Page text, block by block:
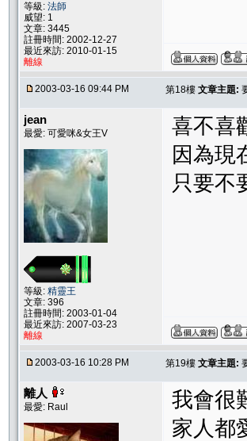
等級: 法師
威望: 1
文章: 3445
註冊時間: 2002-12-27
最近來訪: 2010-01-15
離線
2003-03-16 09:44 PM 第18樓 文章主題:
jean
最愛: 可愛咪&女王V
等級: 精靈王
文章: 396
註冊時間: 2003-01-04
最近來訪: 2007-03-23
離線
喜不喜
因為現
只要不
2003-03-16 10:28 PM 第19樓 文章主題:
離人
最愛: Raul
我會很
家人都